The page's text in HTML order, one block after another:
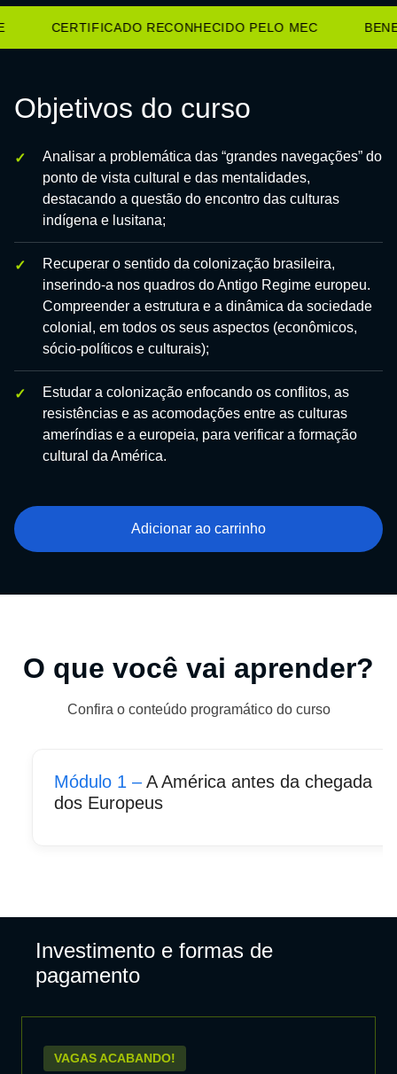
CERTIFICADO RECONHECIDO PELO MEC
Objetivos do curso
Analisar a problemática das “grandes navegações” do
ponto de vista cultural e das mentalidades,
destacando a questão do encontro das culturas
indígena e lusitana;
Recuperar o sentido da colonização brasileira,
inserindo-a nos quadros do Antigo Regime europeu.
Compreender a estrutura e a dinâmica da sociedade
colonial, em todos os seus aspectos (econômicos,
sócio-políticos e culturais);
Estudar a colonização enfocando os conflitos, as
resistências e as acomodações entre as culturas
ameríndias e a europeia, para verificar a formação
cultural da América.
Adicionar ao carrinho
O que você vai aprender?
Confira o conteúdo programático do curso
Módulo 1 –A América antes da chegada
dos Europeus
Investimento e formas de
pagamento
VAGAS ACABANDO!